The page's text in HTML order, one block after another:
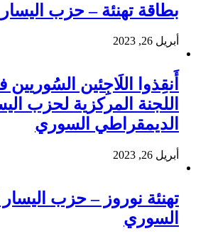
بطاقة تهنئة – حزب
أبريل 26, 2023
أَنقِذوا اللَاجِئين السُوريين
اللجنة المركزية لحزب
الديمقراطي السوري
أبريل 26, 2023
تهنئة نوروز – حزب
السوري